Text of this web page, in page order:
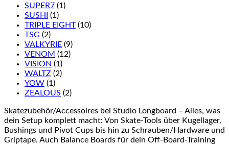
SUPER7 (1)
SUSHI
(1)
TRIPLE EIGHT (10)
TSG (2)
VALKYRIE (9)
VENOM (12)
VISION (1)
WALTZ (2)
YOW (1)
ZEALOUS (2)
Skatezubehör/Accessoires bei Studio Longboard – Alles, was
dein Setup komplett macht: Von Skate-Tools über Kugellager,
Bushings und Pivot Cups bis hin zu Schrauben/Hardware und
Griptape. Auch Balance Boards für dein Off-Board-Training